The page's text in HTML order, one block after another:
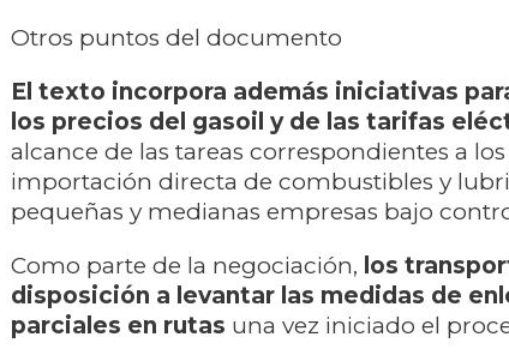
Otros puntos del documento
El texto incorpora además iniciativas
los precios del gasoil y de las tarifas
alcance de las tareas correspondientes a
importación directa de combustibles y
pequeñas y medianas empresas bajo
Como parte de la negociación, los
disposición a levantar las medidas de
parciales en rutas una vez iniciado el